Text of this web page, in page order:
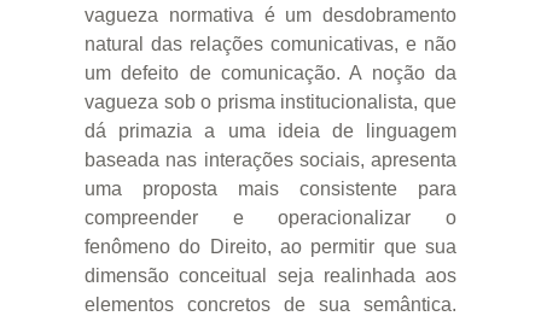
vagueza normativa é um desdobramento
natural das relações comunicativas, e não
um defeito de comunicação. A noção da
vagueza sob o prisma institucionalista, que
dá primazia a uma ideia de linguagem
baseada nas interações sociais, apresenta
uma proposta mais consistente para
compreender e operacionalizar o
fenômeno do Direito, ao permitir que sua
dimensão conceitual seja realinhada aos
elementos concretos de sua semântica.